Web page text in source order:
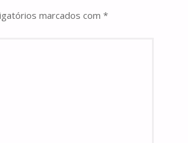
marcados com *